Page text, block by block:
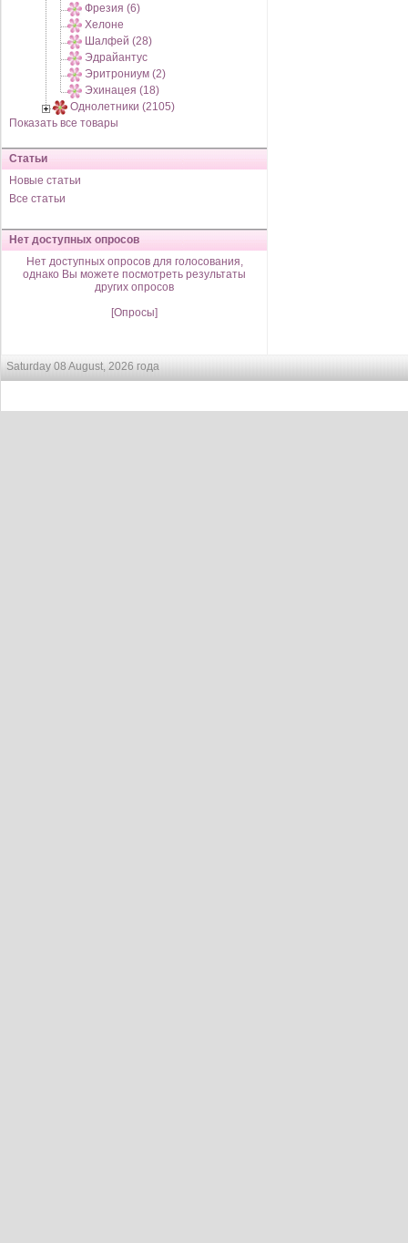
Фрезия (6)
Хелоне
Шалфей (28)
Эдрайантус
Эритрониум (2)
Эхинацея (18)
Однолетники (2105)
Показать все товары
Статьи
Новые статьи
Все статьи
Нет доступных опросов
Нет доступных опросов для голосования,
однако Вы можете посмотреть результаты
других опросов
[Опросы]
Saturday 08 August, 2026 года